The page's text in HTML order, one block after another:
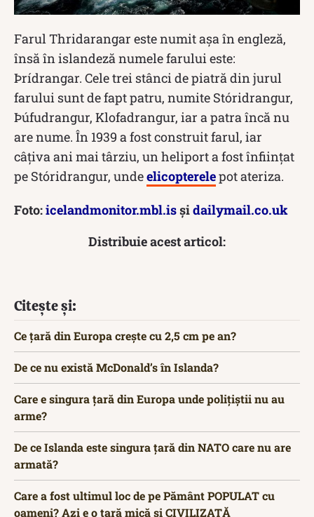
Farul Thridarangar este numit așa în engleză,
însă în islandeză numele farului este:
Þrídrangar. Cele trei stânci de piatră din jurul
farului sunt de fapt patru, numite Stóridrangur,
Þúfudrangur, Klofadrangur, iar a patra încă nu
are nume. În 1939 a fost construit farul, iar
câțiva ani mai târziu, un heliport a fost înființat
pe Stóridrangur, undeelicopterelepot ateriza.
Foto:icelandmonitor.mbl.isșidailymail.co.uk
Distribuie acest articol:
Citește și:
Ce țară din Europa crește cu 2,5 cm pe an?
De ce nu există McDonald’s în Islanda?
Care e singura țară din Europa unde polițiștii nu au
arme?
De ce Islanda este singura țară din NATO care nu are
armată?
Care a fost ultimul loc de pe Pământ POPULAT cu
oameni? Azi e o țară mică și CIVILIZATĂ